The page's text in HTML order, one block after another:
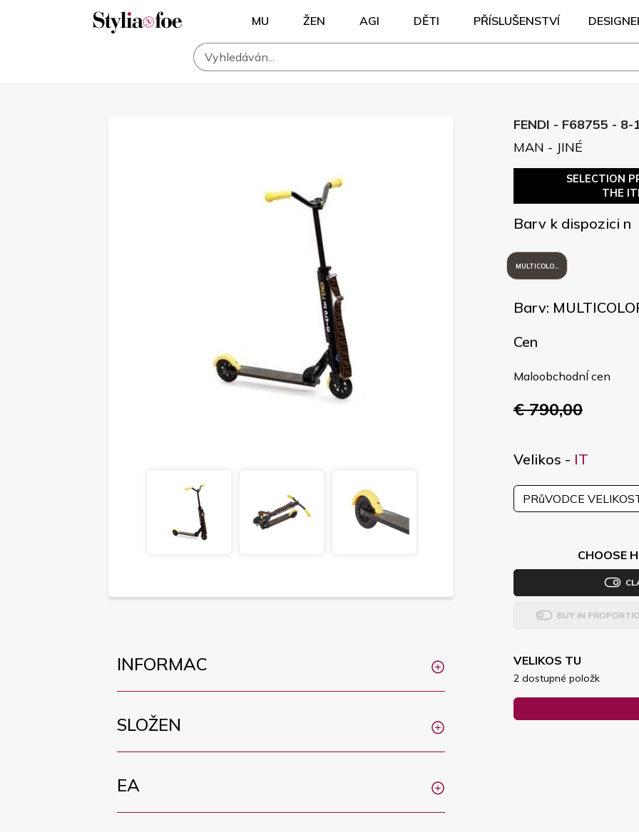
MU ŽEN AGI DĚTI PŘÍSLUŠENSTVÍ
INFORMAC
SLOŽEN
EA
FENDI - F68755 - 8-
MAN - JINÉ
SELECTION
THE
Barv k dispozici n
MULTICOLORE
Barv:
Cen
MaloobchodnÍ cen
€ 790,00
Velikos - IT
PRůVODCE
CHOOSE
BUY IN
VELIKOS TU
2 dostupné položk